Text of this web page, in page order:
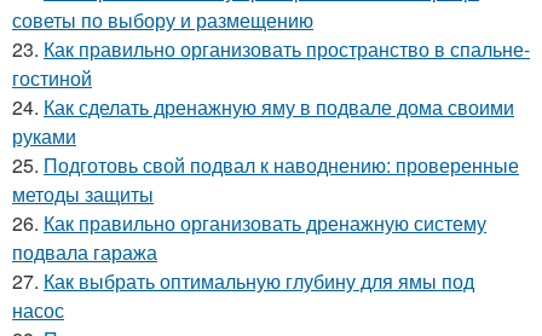
советы по выбору и размещению
23. Как правильно организовать пространство в спальне-
гостиной
24. Как сделать дренажную яму в подвале дома своими
руками
25. Подготовь свой подвал к наводнению: проверенные
методы защиты
26. Как правильно организовать дренажную систему
подвала гаража
27. Как выбрать оптимальную глубину для ямы под
насос